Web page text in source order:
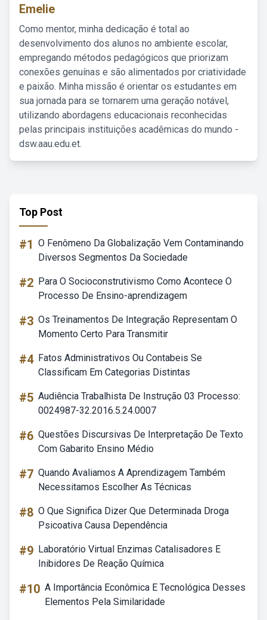
Emelie
Como mentor, minha dedicação é total ao
desenvolvimento dos alunos no ambiente escolar,
empregando métodos pedagógicos que priorizam
conexões genuínas e são alimentados por criatividade
e paixão. Minha missão é orientar os estudantes em
sua jornada para se tornarem uma geração notável,
utilizando abordagens educacionais reconhecidas
pelas principais instituições acadêmicas do mundo -
dsw.aau.edu.et.
Top Post
#1 O Fenômeno Da Globalização Vem Contaminando
Diversos Segmentos Da Sociedade
#2 Para O Socioconstrutivismo Como Acontece O
Processo De Ensino-aprendizagem
#3 Os Treinamentos De Integração Representam O
Momento Certo Para Transmitir
#4 Fatos Administrativos Ou Contabeis Se
Classificam Em Categorias Distintas
#5 Audiência Trabalhista De Instrução 03 Processo:
0024987-32.2016.5.24.0007
#6 Questões Discursivas De Interpretação De Texto
Com Gabarito Ensino Médio
#7 Quando Avaliamos A Aprendizagem Também
Necessitamos Escolher As Técnicas
#8 O Que Significa Dizer Que Determinada Droga
Psicoativa Causa Dependência
#9 Laboratório Virtual Enzimas Catalisadores E
Inibidores De Reação Química
#10 A Importância Econômica E Tecnológica Desses
Elementos Pela Similaridade